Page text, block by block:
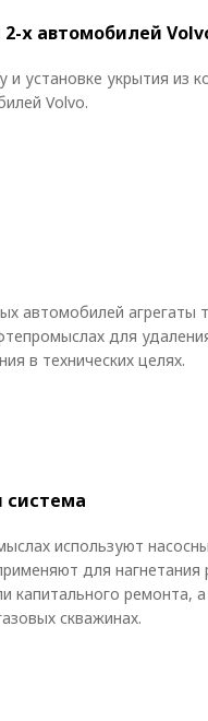
х автомобилей
установке укрытия из
Volvo.
автомобилей агрегаты
для
в технических целях.
используют
для нагнетания
капитального ремонта,
скважинах.